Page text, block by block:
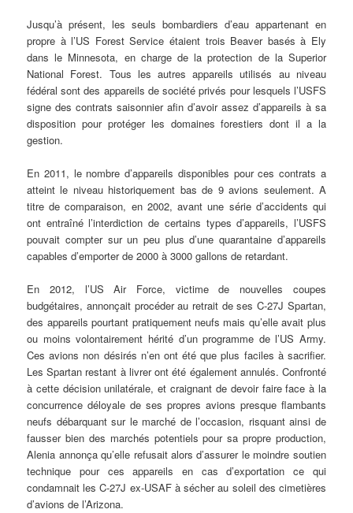
Jusqu’à présent, les seuls bombardiers d’eau appartenant en
propre à l’US Forest Service étaient trois Beaver basés à Ely
dans le Minnesota, en charge de la protection de la Superior
National Forest. Tous les autres appareils utilisés au niveau
fédéral sont des appareils de société privés pour lesquels l’USFS
signe des contrats saisonnier afin d’avoir assez d’appareils à sa
disposition pour protéger les domaines forestiers dont il a la
gestion.
En 2011, le nombre d’appareils disponibles pour ces contrats a
atteint le niveau historiquement bas de 9 avions seulement. A
titre de comparaison, en 2002, avant une série d’accidents qui
ont entraîné l’interdiction de certains types d’appareils, l’USFS
pouvait compter sur un peu plus d’une quarantaine d’appareils
capables d’emporter de 2000 à 3000 gallons de retardant.
En 2012, l’US Air Force, victime de nouvelles coupes
budgétaires, annonçait procéder au retrait de ses C-27J Spartan,
des appareils pourtant pratiquement neufs mais qu’elle avait plus
ou moins volontairement hérité d’un programme de l’US Army.
Ces avions non désirés n’en ont été que plus faciles à sacrifier.
Les Spartan restant à livrer ont été également annulés. Confronté
à cette décision unilatérale, et craignant de devoir faire face à la
concurrence déloyale de ses propres avions presque flambants
neufs débarquant sur le marché de l’occasion, risquant ainsi de
fausser bien des marchés potentiels pour sa propre production,
Alenia annonça qu’elle refusait alors d’assurer le moindre soutien
technique pour ces appareils en cas d’exportation ce qui
condamnait les C-27J ex-USAF à sécher au soleil des cimetières
d’avions de l’Arizona.